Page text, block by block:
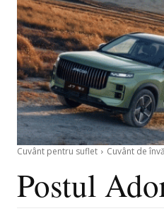
Cuvânt pentru suflet Cuvânt de
Postul